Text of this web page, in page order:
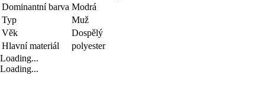
Dominantní barva Modrá
Typ
Muž
Věk
Dospělý
Hlavní materiál
polyester
Loading...
Loading...